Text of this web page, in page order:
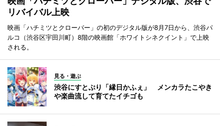
リバイバル上映
映画「ハチミツとクローバー」の初のデジタル版が8月7日から、渋谷パ
ルコ（渋谷区宇田川町）8階の映画館「ホワイトシネクイント」で上映
される。
見る・遊ぶ
渋谷にすとぷり「縁日かふぇ」 メンカラたこやき
や楽曲流して育てたイチゴも